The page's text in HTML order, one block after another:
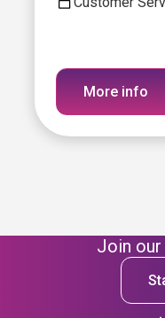
More info
Join